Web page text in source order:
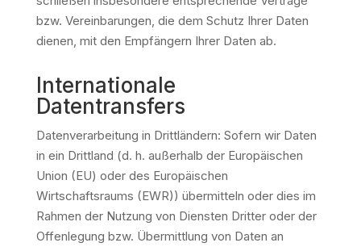
bzw. Vereinbarungen, die dem Schutz Ihrer Daten
dienen, mit den Empfängern Ihrer Daten ab.
Internationale
Datentransfers
Datenverarbeitung in Drittländern: Sofern wir Daten
in ein Drittland (d. h. außerhalb der Europäischen
Union (EU) oder des Europäischen
Wirtschaftsraums (EWR)) übermitteln oder dies im
Rahmen der Nutzung von Diensten Dritter oder der
Offenlegung bzw. Übermittlung von Daten an